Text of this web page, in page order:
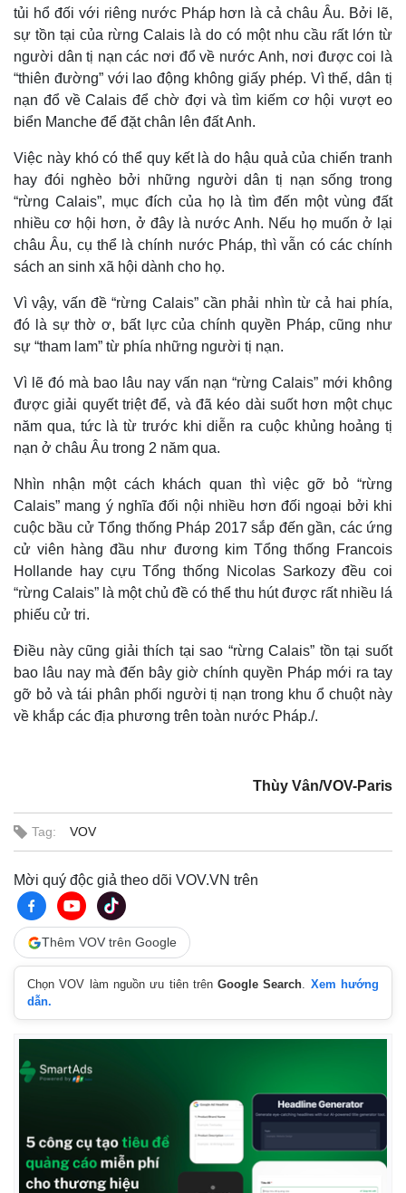
Kinh tế
Bất động sản
Thị trường
Giá vàng
Chứng khoán
Giá cà phê
tủi hổ đối với riêng nước Pháp hơn là cả châu Âu. Bởi lẽ,
sự tồn tại của rừng Calais là do có một nhu cầu rất lớn từ
người dân tị nạn các nơi đổ về nước Anh, nơi được coi là
“thiên đường” với lao động không giấy phép. Vì thế, dân tị
nạn đổ về Calais để chờ đợi và tìm kiếm cơ hội vượt eo
biển Manche để đặt chân lên đất Anh.
Việc này khó có thể quy kết là do hậu quả của chiến tranh
hay đói nghèo bởi những người dân tị nạn sống trong
“rừng Calais”, mục đích của họ là tìm đến một vùng đất
nhiều cơ hội hơn, ở đây là nước Anh. Nếu họ muốn ở lại
châu Âu, cụ thể là chính nước Pháp, thì vẫn có các chính
sách an sinh xã hội dành cho họ.
Vì vậy, vấn đề “rừng Calais” cần phải nhìn từ cả hai phía,
đó là sự thờ ơ, bất lực của chính quyền Pháp, cũng như
sự “tham lam” từ phía những người tị nạn.
Vì lẽ đó mà bao lâu nay vấn nạn “rừng Calais” mới không
được giải quyết triệt để, và đã kéo dài suốt hơn một chục
năm qua, tức là từ trước khi diễn ra cuộc khủng hoảng tị
nạn ở châu Âu trong 2 năm qua.
Nhìn nhận một cách khách quan thì việc gỡ bỏ “rừng
Calais” mang ý nghĩa đối nội nhiều hơn đối ngoại bởi khi
cuộc bầu cử Tổng thống Pháp 2017 sắp đến gần, các ứng
cử viên hàng đầu như đương kim Tổng thống Francois
Hollande hay cựu Tổng thống Nicolas Sarkozy đều coi
“rừng Calais” là một chủ đề có thể thu hút được rất nhiều lá
phiếu cử tri.
Điều này cũng giải thích tại sao “rừng Calais” tồn tại suốt
bao lâu nay mà đến bây giờ chính quyền Pháp mới ra tay
gỡ bỏ và tái phân phối người tị nạn trong khu ổ chuột này
về khắp các địa phương trên toàn nước Pháp./.
Thùy Vân/VOV-Paris
Tag: VOV
Mời quý độc giả theo dõi VOV.VN trên
Thêm VOV trên Google
Chọn VOV làm nguồn ưu tiên trênGoogle Search. Xem hướng
dẫn.